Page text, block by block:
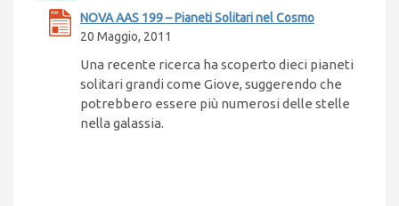
NOVA AAS 199 – Pianeti Solitari nel Cosmo
20 Maggio, 2011
Una recente ricerca ha scoperto dieci pianeti
solitari grandi come Giove, suggerendo che
potrebbero essere più numerosi delle stelle
nella galassia.